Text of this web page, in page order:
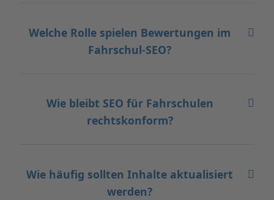
Welche Rolle spielen Bewertungen im
Fahrschul-SEO?
Wie bleibt SEO für Fahrschulen
rechtskonform?
Wie häufig sollten Inhalte aktualisiert
werden?